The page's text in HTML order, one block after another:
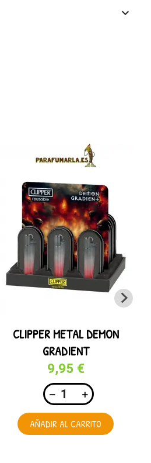
keyboard_arrow_down
CLIPPER METAL DEMON
GRADIENT
9,95 €
AÑADIR AL CARRITO